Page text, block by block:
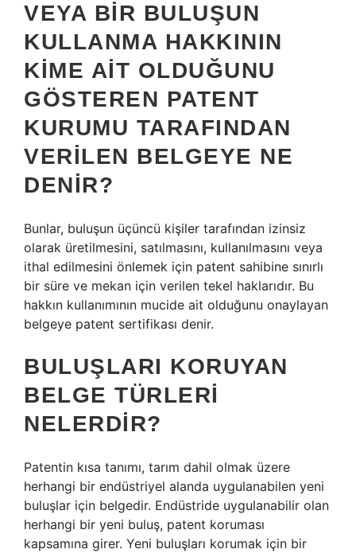
VEYA BIR BULUŞUN
KULLANMA HAKKININ
KIME AIT OLDUĞUNU
GÖSTEREN PATENT
KURUMU TARAFINDAN
VERILEN BELGEYE NE
DENIR?
Bunlar, buluşun üçüncü kişiler tarafından izinsiz
olarak üretilmesini, satılmasını, kullanılmasını veya
ithal edilmesini önlemek için patent sahibine sınırlı
bir süre ve mekan için verilen tekel haklarıdır. Bu
hakkın kullanımının mucide ait olduğunu onaylayan
belgeye patent sertifikası denir.
BULUŞLARI KORUYAN
BELGE TÜRLERI
NELERDIR?
Patentin kısa tanımı, tarım dahil olmak üzere
herhangi bir endüstriyel alanda uygulanabilen yeni
buluşlar için belgedir. Endüstride uygulanabilir olan
herhangi bir yeni buluş, patent koruması
kapsamına girer. Yeni buluşları korumak için bir